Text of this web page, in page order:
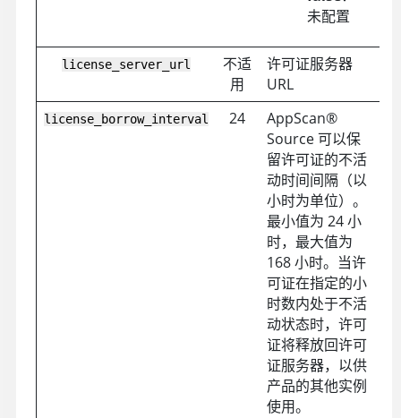
未配置
license_server_url
不适
用
许可证服务器
URL
license_borrow_interval 24 AppScan®
Source可以保
留许可证的不活
动时间间隔（以
小时为单位）。
最小值为 24 小
时，最大值为
168 小时。当许
可证在指定的小
时数内处于不活
动状态时，许可
证将释放回许可
证服务器，以供
产品的其他实例
使用。